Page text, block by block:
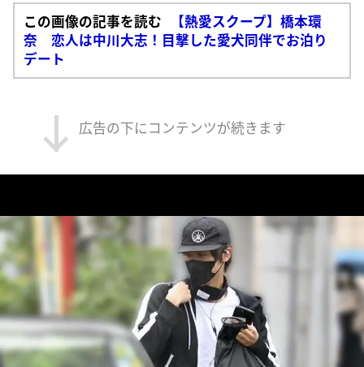
この画像の記事を読む
【熱愛スクープ】橋本環
奈 恋人は中川大志！目撃した愛犬同伴でお泊り
デート
広告の下にコンテンツが続きます